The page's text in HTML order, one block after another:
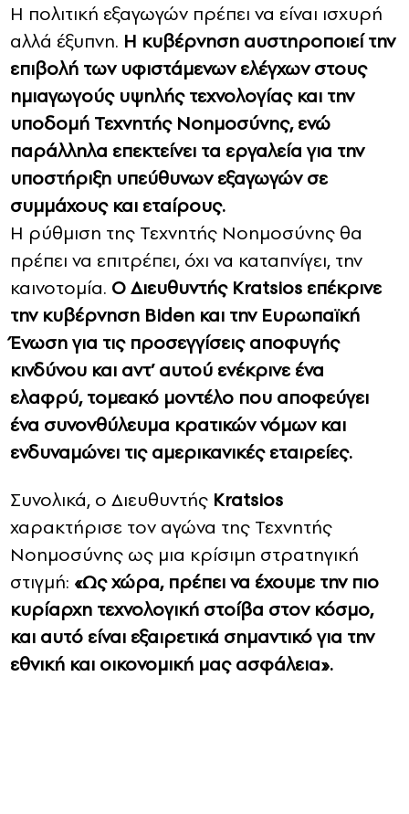
Η πολιτική εξαγωγών πρέπει να είναι ισχυρή
αλλά έξυπνη. Η κυβέρνηση αυστηροποιεί την
επιβολή των υφιστάμενων ελέγχων στους
ημιαγωγούς υψηλής τεχνολογίας και την
υποδομή Τεχνητής Νοημοσύνης, ενώ
παράλληλα επεκτείνει τα εργαλεία για την
υποστήριξη υπεύθυνων εξαγωγών σε
συμμάχους και εταίρους.
Η ρύθμιση της Τεχνητής Νοημοσύνης θα
πρέπει να επιτρέπει, όχι να καταπνίγει, την
καινοτομία. Ο Διευθυντής Kratsios επέκρινε
την κυβέρνηση Biden και την Ευρωπαϊκή
Ένωση για τις προσεγγίσεις αποφυγής
κινδύνου και αντ’ αυτού ενέκρινε ένα
ελαφρύ, τομεακό μοντέλο που αποφεύγει
ένα συνονθύλευμα κρατικών νόμων και
ενδυναμώνει τις αμερικανικές εταιρείες.
Συνολικά, ο Διευθυντής Kratsios
χαρακτήρισε τον αγώνα της Τεχνητής
Νοημοσύνης ως μια κρίσιμη στρατηγική
στιγμή: «Ως χώρα, πρέπει να έχουμε την πιο
κυρίαρχη τεχνολογική στοίβα στον κόσμο,
και αυτό είναι εξαιρετικά σημαντικό για την
εθνική και οικονομική μας ασφάλεια».